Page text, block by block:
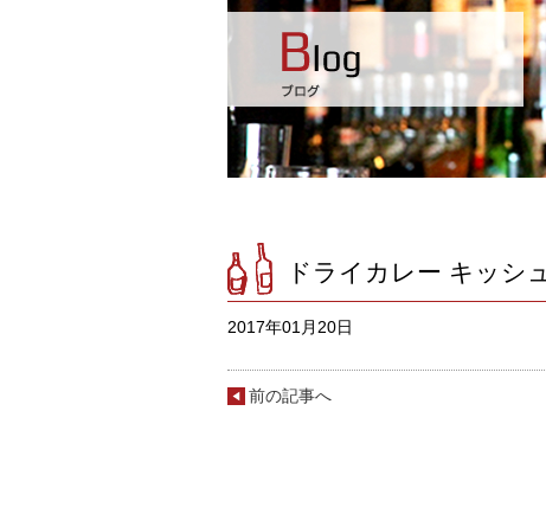
ドライカレー キッシュ
2017年01月20日
前の記事へ